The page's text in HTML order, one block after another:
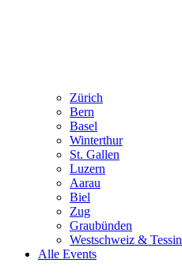
Zürich
Bern
Basel
Winterthur
St. Gallen
Luzern
Aarau
Biel
Zug
Graubünden
Westschweiz & Tessin
Alle Events